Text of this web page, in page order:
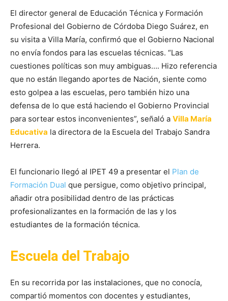
El director general de Educación Técnica y Formación
Profesional del Gobierno de Córdoba Diego Suárez, en
su visita a Villa María, confirmó que el Gobierno Nacional
no envía fondos para las escuelas técnicas. “Las
cuestiones políticas son muy ambiguas…. Hizo referencia
que no están llegando aportes de Nación, siente como
esto golpea a las escuelas, pero también hizo una
defensa de lo que está haciendo el Gobierno Provincial
para sortear estos inconvenientes”, señaló a Villa María
Educativa la directora de la Escuela del Trabajo Sandra
Herrera.
El funcionario llegó al IPET 49 a presentar el Plan de
Formación Dual que persigue, como objetivo principal,
añadir otra posibilidad dentro de las prácticas
profesionalizantes en la formación de las y los
estudiantes de la formación técnica.
Escuela del Trabajo
En su recorrida por las instalaciones, que no conocía,
compartió momentos con docentes y estudiantes,